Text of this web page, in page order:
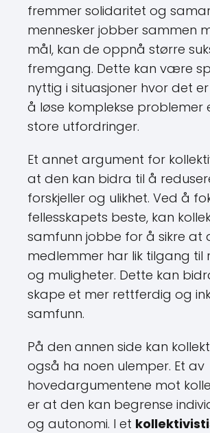
fremmer solidaritet og
mennesker jobber sammen
mål, kan de oppnå større
fremgang. Dette kan være
nyttig i situasjoner hvor det
å løse komplekse problemer
store utfordringer.
Et annet argument for
at den kan bidra til å
forskjeller og ulikhet. Ved å
fellesskapets beste, kan
samfunn jobbe for å sikre at
medlemmer har lik tilgang til
og muligheter. Dette kan
skape et mer rettferdig og
samfunn.
På den annen side kan
også ha noen ulemper. Et av
hovedargumentene mot
er at den kan begrense
og autonomi. I et